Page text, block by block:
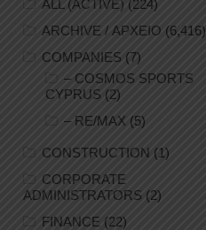
ALL (ACTIVE) (224)
ARCHIVE / ΑΡΧΕΙΟ (6,416)
COMPANIES (7)
– COSMOS SPORTS
CYPRUS (2)
– RE/MAX (5)
CONSTRUCTION (1)
CORPORATE
ADMINISTRATORS (2)
FINANCE (22)